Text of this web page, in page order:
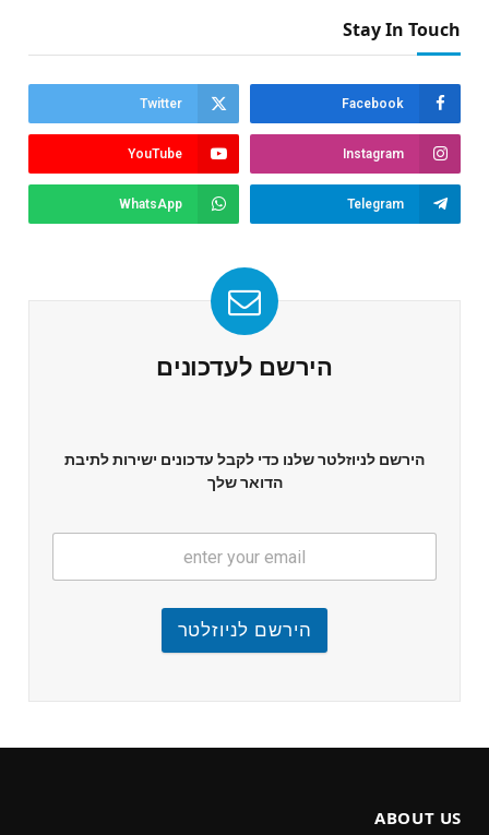
Stay In Touch
Facebook
Twitter
Instagram
YouTube
Telegram
WhatsApp
הירשם לעדכונים
הירשם לניוזלטר שלנו כדי לקבל עדכונים ישירות לתיבת
הדואר שלך
הירשם לניוזלטר
ABOUT US